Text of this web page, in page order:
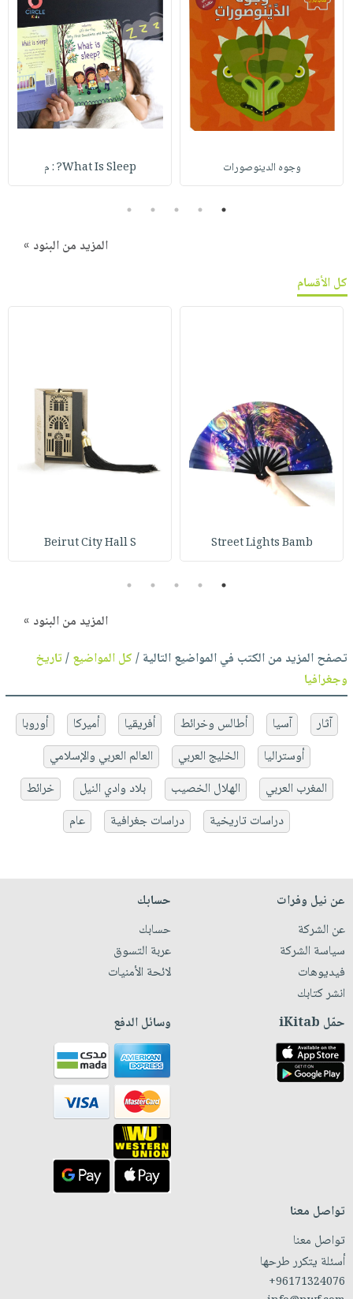
وجوه الدينوصورات What Is Sleep? : م
1
2
3
4
5
المزيد من البنود »
كل الأقسام
Street Lights Bamb
Beirut City Hall S
1
2
3
4
5
المزيد من البنود »
تصفح المزيد من الكتب في المواضيع التالية /كل المواضيع/تاريخ
وجغرافيا
آثار آسيا أطالس وخرائط أفريقيا أميركا
أوروبا
أوستراليا
الخليج العربي
العالم العربي والإسلامي
المغرب العربي
الهلال الخصيب بلاد وادي النيل
خرائط
دراسات تاريخية
دراسات جغرافية عام
عن نيل وفرات
عن الشركة
سياسة الشركة
فيديوهات
انشر كتابك
حسابك
حسابك
عربة التسوق
لائحة الأمنيات
حمّل iKitab وسائل الدفع
تواصل معنا
تواصل معنا
أسئلة يتكرر طرحها
+96171324076